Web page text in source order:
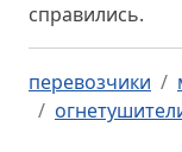
справились.
перевозчики